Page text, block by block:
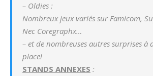
– Oldies :
Nombreux jeux variés sur Famicom,
Nec Coregraphx…
– et de nombreuses autres surprises à
place!
STANDS ANNEXES :